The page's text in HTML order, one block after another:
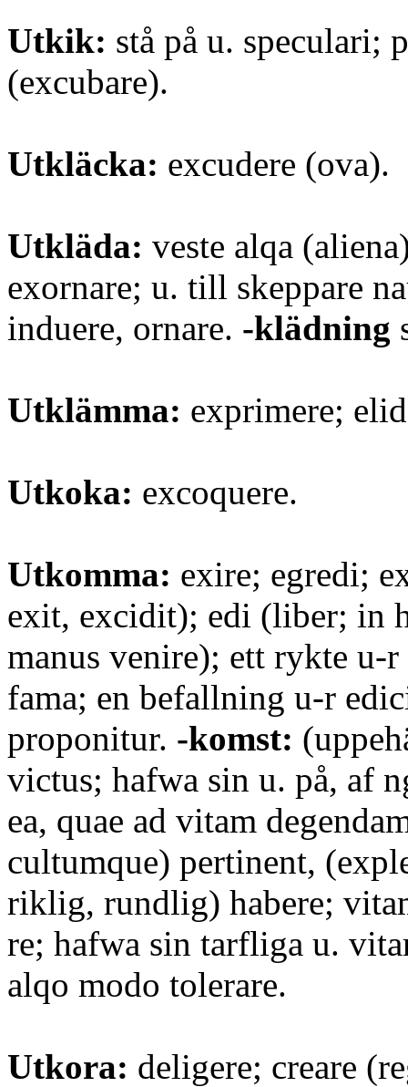
Utkik: stå på u. speculari;
(excubare).
Utkläcka: excudere (ova).
Utkläda: veste alqa
exornare; u. till skeppare
induere, ornare. -klädning
Utklämma: exprimere;
Utkoka: excoquere.
Utkomma: exire; egredi;
exit, excidit); edi (liber; in
manus venire); ett rykte u-r
fama; en befallning u-r
proponitur. -komst:
victus; hafwa sin u. på, af
ea, quae ad vitam
cultumque) pertinent,
riklig, rundlig) habere;
re; hafwa sin tarfliga u.
alqo modo tolerare.
Utkora: deligere; creare